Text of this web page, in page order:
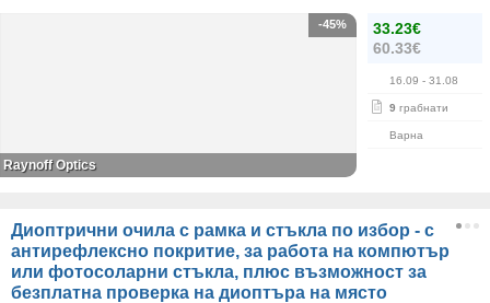
33.23€
60.33€
16.09 - 31.08
9 грабнати
Варна
-45%
Raynoff Optics
Диоптрични очила с рамка и стъкла по избор - с
антирефлексно покритие, за работа на компютър
или фотосоларни стъкла, плюс възможност за
безплатна проверка на диоптъра на място